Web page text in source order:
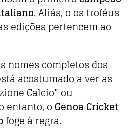
. Aliás, o os troféus
edições pertencem ao
nomes completos dos
acostumado a ver as
Calcio” ou
entanto, o Genoa Cricket
foge à regra.